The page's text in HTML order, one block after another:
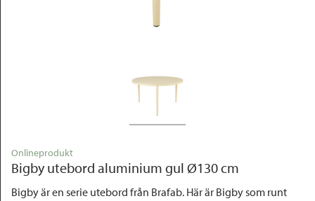
Onlineprodukt
Bigby utebord aluminium gul Ø130 cm
Bigby är en serie utebord från Brafab. Här är Bigby som runt